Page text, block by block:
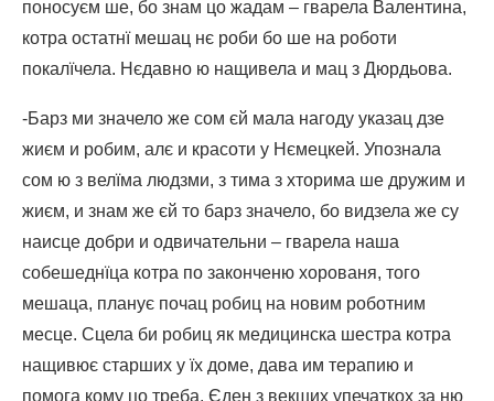
поносуєм ше, бо знам цо жадам – гварела Валентина,
котра остатнї мешац нє роби бо ше на роботи
покалїчела. Нєдавно ю нащивела и мац з Дюрдьова.
-Барз ми значело же сом єй мала нагоду указац дзе
жиєм и робим, алє и красоти у Нємецкей. Упознала
сом ю з велїма людзми, з тима з хторима ше дружим и
жиєм, и знам же єй то барз значело, бо видзела же су
наисце добри и одвичательни – гварела наша
собешеднїца котра по законченю хорованя, того
мешаца, планує почац робиц на новим роботним
месце. Сцела би робиц як медицинска шестра котра
нащивює старших у їх доме, дава им терапию и
помога кому цо треба. Єден з векших упечаткох за ню